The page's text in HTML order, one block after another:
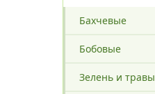
Бахчевые
Бобовые
Зелень и травы